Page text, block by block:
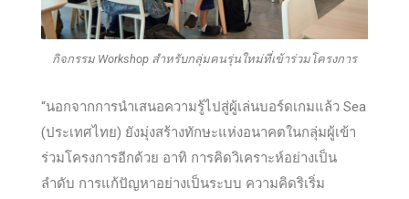
กิจกรรม Workshop สำหรับกลุ่มคนรุ่นใหม่ที่เข้าร่วมโครงการ
“นอกจากการนำเสนอความรู้ไปสู่ผู้เล่นบอร์ดเกมแล้ว Sea
(ประเทศไทย) ยังมุ่งสร้างทักษะแห่งอนาคตในกลุ่มผู้เข้า
ร่วมโครงการอีกด้วย อาทิ การคิดวิเคราะห์อย่างเป็น
ลำดับ การแก้ปัญหาอย่างเป็นระบบ ความคิดริเริ่ม